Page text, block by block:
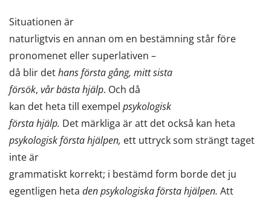
Situationen är
naturligtvis en annan om en bestämning står före
pronomenet eller superlativen –
då blir dethans första gång, mitt sista
försök, vår bästa hjälp. Och då
kan det heta till exempel psykologisk
första hjälp. Det märkliga är att det också kan heta
psykologisk första hjälpen, ett uttryck som strängt taget
inte är
grammatiskt korrekt; i bestämd form borde det ju
egentligen heta den psykologiska första hjälpen. Att